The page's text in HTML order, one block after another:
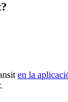
en la